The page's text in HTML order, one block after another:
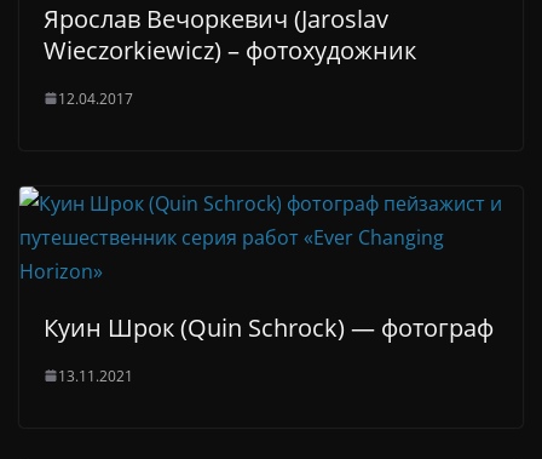
Ярослав Вечоркевич (Jaroslav
Wieczorkiewicz) – фотохудожник
12.04.2017
Куин Шрок (Quin Schrock) — фотограф
13.11.2021